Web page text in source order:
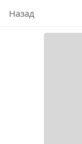
Назад